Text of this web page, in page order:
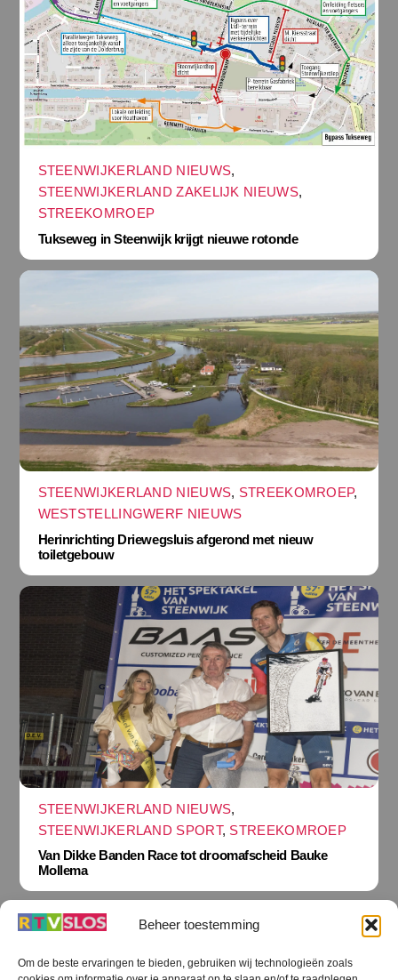
Beheer toestemming
Om de beste ervaringen te bieden, gebruiken wij technologieën zoals
STEENWIJKERLAND NIEUWS,
STEENWIJKERLAND ZAKELIJK NIEUWS,
STREEKOMROEP
Tukseweg in Steenwijk krijgt nieuwe rotonde
STEENWIJKERLAND NIEUWS, STREEKOMROEP,
WESTSTELLINGWERF NIEUWS
Herinrichting Driewegsluis afgerond met nieuw
toiletgebouw
STEENWIJKERLAND NIEUWS,
STEENWIJKERLAND SPORT, STREEKOMROEP
Van Dikke Banden Race tot droomafscheid Bauke
Mollema